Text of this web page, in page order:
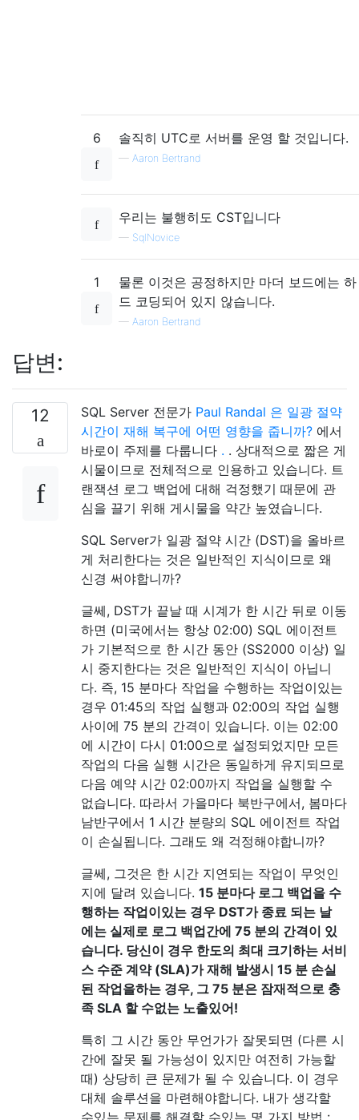
6 솔직히 UTC로 서버를 운영 할 것입니다.
— Aaron Bertrand
우리는 불행히도 CST입니다
— SqlNovice
1
물론 이것은 공정하지만 마더 보드에는 하
드 코딩되어 있지 않습니다.
— Aaron Bertrand
답변:
12 SQL Server 전문가 Paul Randal 은 일광 절약
시간이 재해 복구에 어떤 영향을 줍니까? 에서
바로이 주제를 다룹니다 . . 상대적으로 짧은 게
시물이므로 전체적으로 인용하고 있습니다. 트
랜잭션 로그 백업에 대해 걱정했기 때문에 관
심을 끌기 위해 게시물을 약간 높였습니다.
SQL Server가 일광 절약 시간 (DST)을 올바르
게 처리한다는 것은 일반적인 지식이므로 왜
신경 써야합니까?
글쎄, DST가 끝날 때 시계가 한 시간 뒤로 이동
하면 (미국에서는 항상 02:00) SQL 에이전트
가 기본적으로 한 시간 동안 (SS2000 이상) 일
시 중지한다는 것은 일반적인 지식이 아닙니
다. 즉, 15 분마다 작업을 수행하는 작업이있는
경우 01:45의 작업 실행과 02:00의 작업 실행
사이에 75 분의 간격이 있습니다. 이는 02:00
에 시간이 다시 01:00으로 설정되었지만 모든
작업의 ​​다음 실행 시간은 동일하게 유지되므로
다음 예약 시간 02:00까지 작업을 실행할 수
없습니다. 따라서 가을마다 북반구에서, 봄마다
남반구에서 1 시간 분량의 SQL 에이전트 작업
이 손실됩니다. 그래도 왜 걱정해야합니까?
글쎄, 그것은 한 시간 지연되는 작업이 무엇인
지에 달려 있습니다. 15 분마다 로그 백업을 수
행하는 작업이있는 경우 DST가 종료 되는 날
에는 실제로 로그 백업간에 75 분의 간격이 있
습니다. 당신이 경우 한도의 최대 크기하는 서비
스 수준 계약 (SLA)가재해 발생시 15 분 손실
된 작업을하는 경우, 그 75 분은 잠재적으로 충
족 SLA 할 수없는 노출있어!
특히 그 시간 동안 무언가가 잘못되면 (다른 시
간에 잘못 될 가능성이 있지만 여전히 가능할
때) 상당히 큰 문제가 될 수 있습니다. 이 경우
대체 솔루션을 마련해야합니다. 내가 생각할
수있는 문제를 해결할 수있는 몇 가지 방법 :